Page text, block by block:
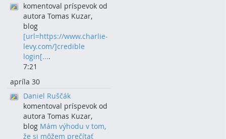
komentoval príspevok od
autora Tomas Kuzar,
blog
[url=https://www.charlie-
levy.com/]credible
login[....
7:21
apríla 30
Daniel Ruščák
komentoval príspevok od
autora Tomas Kuzar,
blog Mám výhodu v tom,
že si môžem prečítať